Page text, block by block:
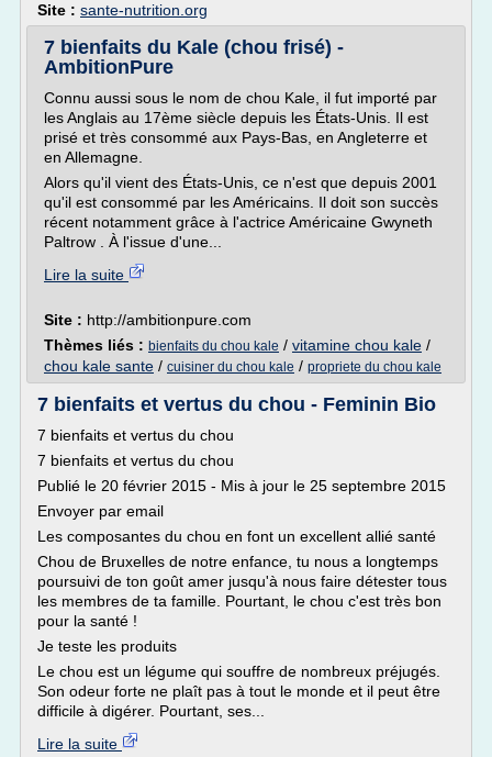
Site : sante-nutrition.org
7 bienfaits du Kale (chou frisé) -
AmbitionPure
Connu aussi sous le nom de chou Kale, il fut importé par
les Anglais au 17ème siècle depuis les États-Unis. Il est
prisé et très consommé aux Pays-Bas, en Angleterre et
en Allemagne.
Alors qu'il vient des États-Unis, ce n'est que depuis 2001
qu'il est consommé par les Américains. Il doit son succès
récent notamment grâce à l'actrice Américaine Gwyneth
Paltrow . À l'issue d'une...
Lire la suite
Site : http://ambitionpure.com
Thèmes liés : bienfaits du chou kale / vitamine chou kale /
chou kale sante / cuisiner du chou kale / propriete du chou kale
7 bienfaits et vertus du chou - Feminin Bio
7 bienfaits et vertus du chou
7 bienfaits et vertus du chou
Publié le 20 février 2015 - Mis à jour le 25 septembre 2015
Envoyer par email
Les composantes du chou en font un excellent allié santé
Chou de Bruxelles de notre enfance, tu nous a longtemps
poursuivi de ton goût amer jusqu'à nous faire détester tous
les membres de ta famille. Pourtant, le chou c'est très bon
pour la santé !
Je teste les produits
Le chou est un légume qui souffre de nombreux préjugés.
Son odeur forte ne plaît pas à tout le monde et il peut être
difficile à digérer. Pourtant, ses...
Lire la suite